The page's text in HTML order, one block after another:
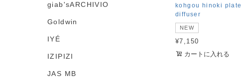
giab'sARCHIVIO
Goldwin
IYÉ
IZIPIZI
JAS MB
kohgou hinoki plate
diffuser
NEW
¥7,150
カートに入れる